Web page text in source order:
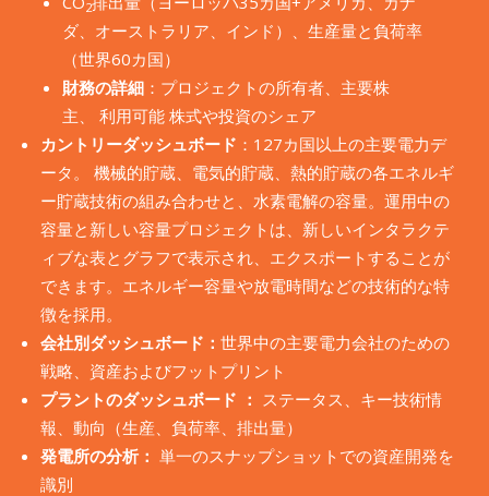
2
ダ、オーストラリア、インド）、生産量と負荷率
（世界60カ国）
財務の詳細 ：プロジェクトの所有者、主要株
主、 利用可能 株式や投資のシェア
カントリーダッシュボード ：127カ国以上の主要電力デ
ータ。 機械的貯蔵、電気的貯蔵、熱的貯蔵の各エネルギ
ー貯蔵技術の組み合わせと、水素電解の容量。運用中の
容量と新しい容量プロジェクトは、新しいインタラクテ
ィブな表とグラフで表示され、エクスポートすることが
できます。エネルギー容量や放電時間などの技術的な特
徴を採用。
会社別ダッシュボード： 世界中の主要電力会社のための
戦略、資産およびフットプリント
プラントのダッシュボード ： ステータス、キー技術情
報、動向（生産、負荷率、排出量）
発電所の分析： 単一のスナップショットでの資産開発を
識別